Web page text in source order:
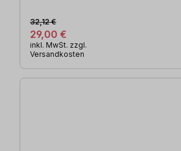
29,00 €
32,12 €
inkl. MwSt. zzgl.
Versandkosten